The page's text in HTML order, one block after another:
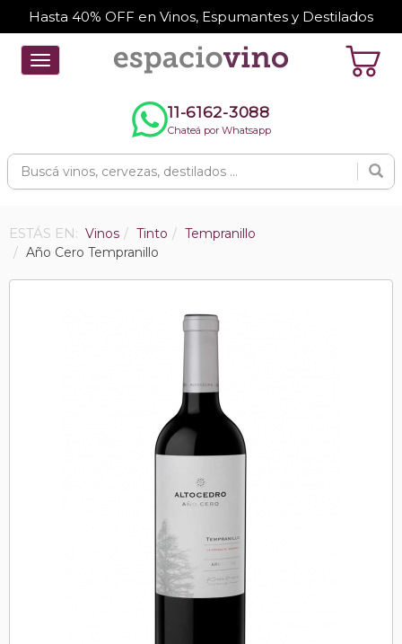
Hasta 40% OFF en Vinos, Espumantes y Destilados
Toggle
navigation
11-6162-3088
Chateá por Whatsapp
ESTÁS EN: Vinos Tinto
Tempranillo
Año Cero Tempranillo